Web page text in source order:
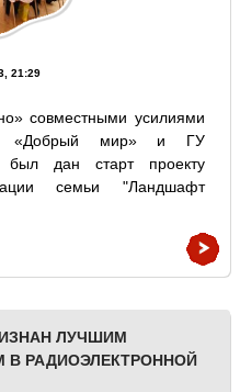
21:29
совместными усилиями
«Добрый мир» и ГУ
был дан старт проекту
семьи "Ландшафт
ЛУЧШИМ
РАДИОЭЛЕКТРОННОЙ